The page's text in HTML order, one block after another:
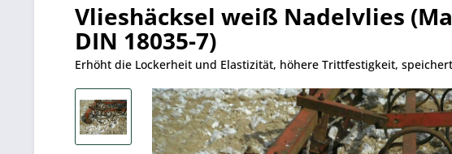
Vlieshäcksel weiß Nadelvlies
DIN 18035-7)
Erhöht die Lockerheit und Elastizität, höhere Trittfestigkeit,